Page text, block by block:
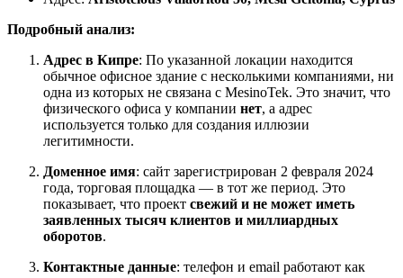
Подробный анализ:
Адрес в Кипре: По указанной локации находится
обычное офисное здание с несколькими компаниями, ни
одна из которых не связана с MesinoTek. Это значит, что
физического офиса у компании нет, а адрес
используется только для создания иллюзии
легитимности.
Доменное имя: сайт зарегистрирован 2 февраля 2024
года, торговая площадка — в тот же период. Это
показывает, что проект свежий и не может иметь
заявленных тысяч клиентов и миллиардных
оборотов.
Контактные данные: телефон и email работают как